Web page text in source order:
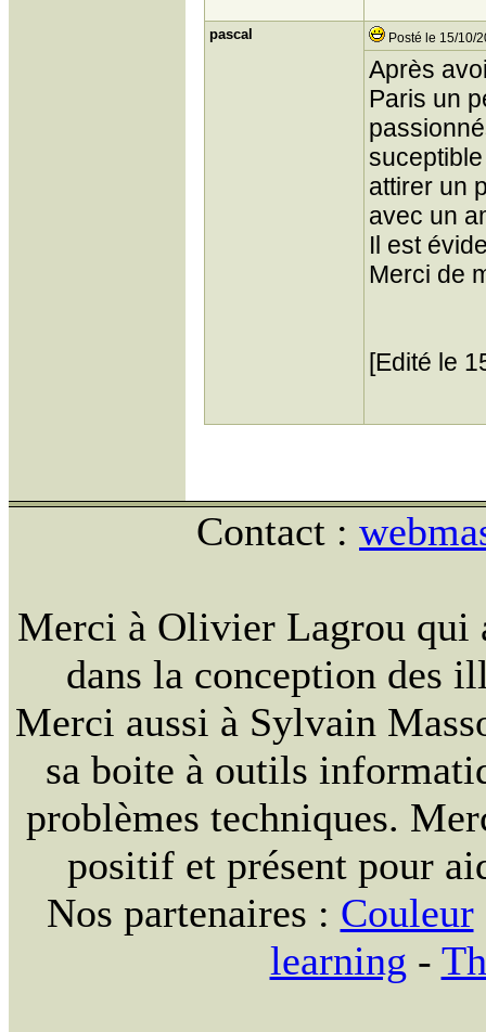
pascal Posté le 15/10/
Après
Paris un
attirer un
avec un
Il est
Merci de
[Edité le
Contact :
Merci à Olivier Lagrou qui
dans la conception des
Merci aussi à Sylvain
sa boite à outils
problèmes techniques.
positif et présent pour
Nos partenaires : Couleur
learning -